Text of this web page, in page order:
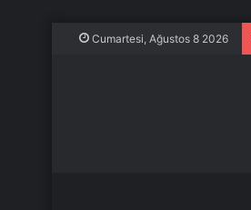
Cumartesi, Ağustos 8 2026